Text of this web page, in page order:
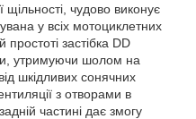
щільності, чудово виконує
у всіх мотоциклетних
простоті застібка DD
утримуючи шолом на
шкідливих сонячних
з отворами в
частині дає змогу